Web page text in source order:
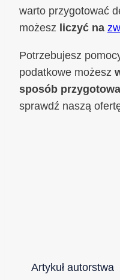
warto przygotować
możesz liczyć na
Potrzebujesz
podatkowe możesz
sposób
sprawdź naszą
Artykuł autorstwa